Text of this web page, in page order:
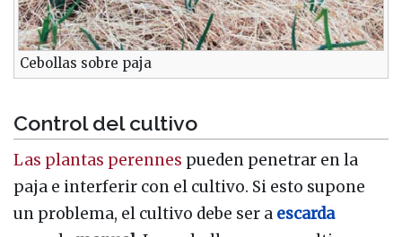
Cebollas sobre paja
Control del cultivo
Las plantas perennes pueden penetrar en la
paja e interferir con el cultivo. Si esto supone
un problema, el cultivo debe ser a escarda